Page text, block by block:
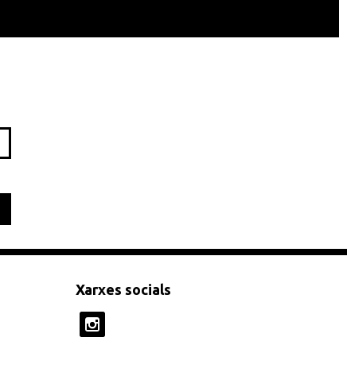
Xarxes socials